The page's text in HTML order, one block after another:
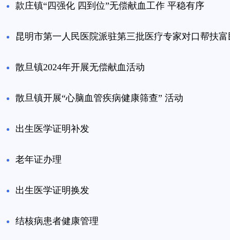
款庄镇“四强化 四到位”无偿献血工作 平稳有序
昆明市第一人民医院派驻第三批医疗专家对口帮扶
散旦镇2024年开展无偿献血活动
散旦镇开展“心脑血管疾病健康筛查” 活动
出生医学证明补发
老年证办理
出生医学证明换发
结核病患者健康管理